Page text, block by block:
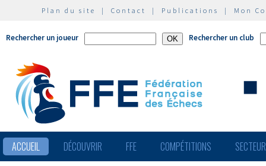
Plan du site | Contact | Publications | Mon
Rechercher un joueur Rechercher un club
ACCUEIL DÉCOUVRIR FFE COMPÉTITIONS